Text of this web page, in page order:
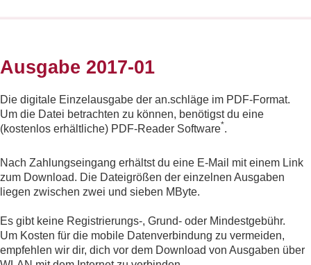
Ausgabe 2017-01
Die digitale Einzelausgabe der an.schläge im PDF-Format.
Um die Datei betrachten zu können, benötigst du eine
(kostenlos erhältliche) PDF-Reader Software*
Nach Zahlungseingang erhältst du eine E-Mail mit einem Link
zum Download. Die Dateigrößen der einzelnen Ausgaben
liegen zwischen zwei und sieben MByte.
Es gibt keine Registrierungs-, Grund- oder Mindestgebühr.
Um Kosten für die mobile Datenverbindung zu vermeiden,
empfehlen wir dir, dich vor dem Download von Ausgaben über